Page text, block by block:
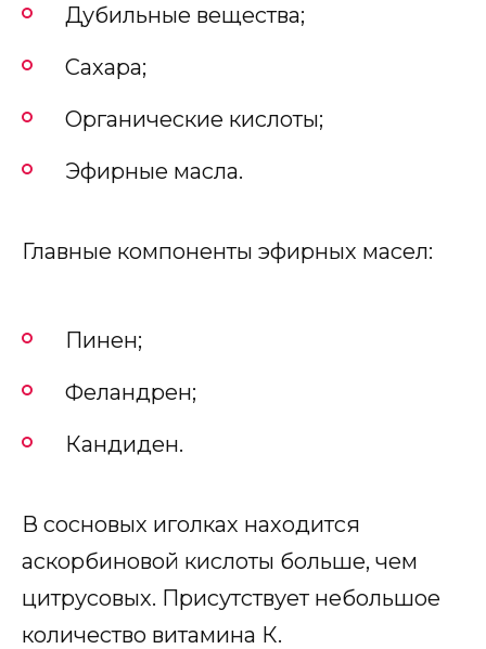
Дубильные вещества;
Сахара;
Органические кислоты;
Эфирные масла.
Главные компоненты эфирных масел:
Пинен;
Феландрен;
Кандиден.
В сосновых иголках находится
аскорбиновой кислоты больше, чем
цитрусовых. Присутствует небольшое
количество витамина К.